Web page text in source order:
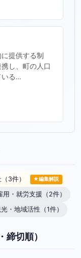
提供する制
し、町の人口
いる…
3件） ★編集解説
用・就労支援（2件）
・地域活性（1件）
切順）